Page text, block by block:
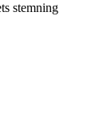
stemning